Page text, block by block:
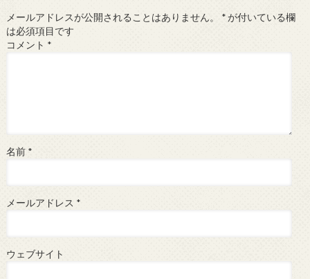
メールアドレスが公開されることはありません。 *が付いている欄
は必須項目です
コメント *
名前 *
メールアドレス *
ウェブサイト